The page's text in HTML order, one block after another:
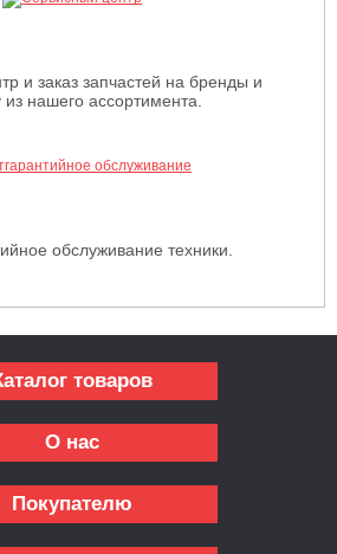
и заказ запчастей на бренды и
из нашего ассортимента.
обслуживание техники.
товаров
О нас
Покупателю